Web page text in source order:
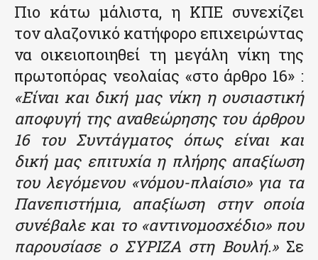
Πιο κάτω μάλιστα, η ΚΠΕ συνεχίζει
τον αλαζονικό κατήφορο επιχειρώντας
να οικειοποιηθεί τη μεγάλη νίκη της
πρωτοπόρας νεολαίας «στο άρθρο 16» :
«Είναι και δική μας νίκη η ουσιαστική
αποφυγή της αναθεώρησης του άρθρου
16 του Συντάγματος όπως είναι και
δική μας επιτυχία η πλήρης απαξίωση
του λεγόμενου «νόμου-πλαίσιο» για τα
Πανεπιστήμια, απαξίωση στην οποία
συνέβαλε και το «αντινομοσχέδιο» που
παρουσίασε ο ΣΥΡΙΖΑ στη Βουλή.»Σε